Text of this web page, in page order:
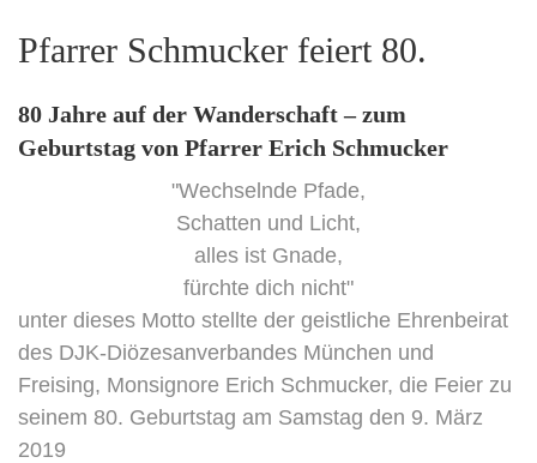
Pfarrer Schmucker feiert 80.
80 Jahre auf der Wanderschaft – zum
Geburtstag von Pfarrer Erich Schmucker
"Wechselnde Pfade,
Schatten und Licht,
alles ist Gnade,
fürchte dich nicht"
unter dieses Motto stellte der geistliche Ehrenbeirat
des DJK-Diözesanverbandes München und
Freising, Monsignore Erich Schmucker, die Feier zu
seinem 80. Geburtstag am Samstag den 9. März
2019